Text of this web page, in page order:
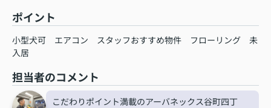
ポイント
小型犬可 エアコン スタッフおすすめ物件 フローリング
未
入居
担当者のコメント
こだわりポイント満載のアーバネックス谷町四丁